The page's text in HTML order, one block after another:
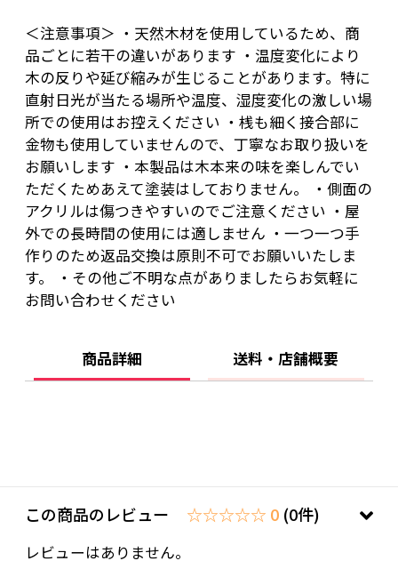
＜注意事項＞ ・天然木材を使用しているため、商
品ごとに若干の違いがあります ・温度変化により
木の反りや延び縮みが生じることがあります。特に
直射日光が当たる場所や温度、湿度変化の激しい場
所での使用はお控えください ・桟も細く接合部に
金物も使用していませんので、丁寧なお取り扱いを
お願いします ・本製品は木本来の味を楽しんでい
ただくためあえて塗装はしておりません。 ・側面の
アクリルは傷つきやすいのでご注意ください ・屋
外での長時間の使用には適しません ・一つ一つ手
作りのため返品交換は原則不可でお願いいたしま
す。 ・その他ご不明な点がありましたらお気軽に
お問い合わせください
商品詳細 送料・店舗概要
この商品のレビュー ☆☆☆☆☆ 0 (0件)
レビューはありません。